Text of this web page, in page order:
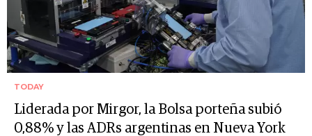
TODAY
Liderada por Mirgor, la Bolsa porteña subió
0,88% y las ADRs argentinas en Nueva York